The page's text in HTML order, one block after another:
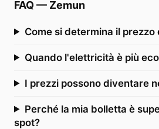
FAQ — Zemun
Come si determina il
Quando l'elettricità è più
I prezzi possono diventare
Perché la mia bolletta è
spot?